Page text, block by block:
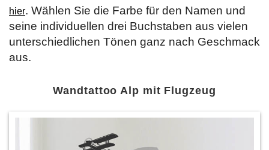
hier. Wählen Sie die Farbe für den Namen und
seine individuellen drei Buchstaben aus vielen
unterschiedlichen Tönen ganz nach Geschmack
aus.
Wandtattoo Alp mit Flugzeug